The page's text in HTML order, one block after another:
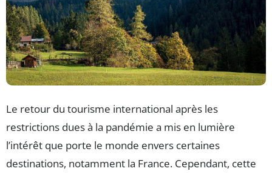
Le retour du tourisme international après les
restrictions dues à la pandémie a mis en lumière
l’intérêt que porte le monde envers certaines
destinations, notamment la France. Cependant, cette